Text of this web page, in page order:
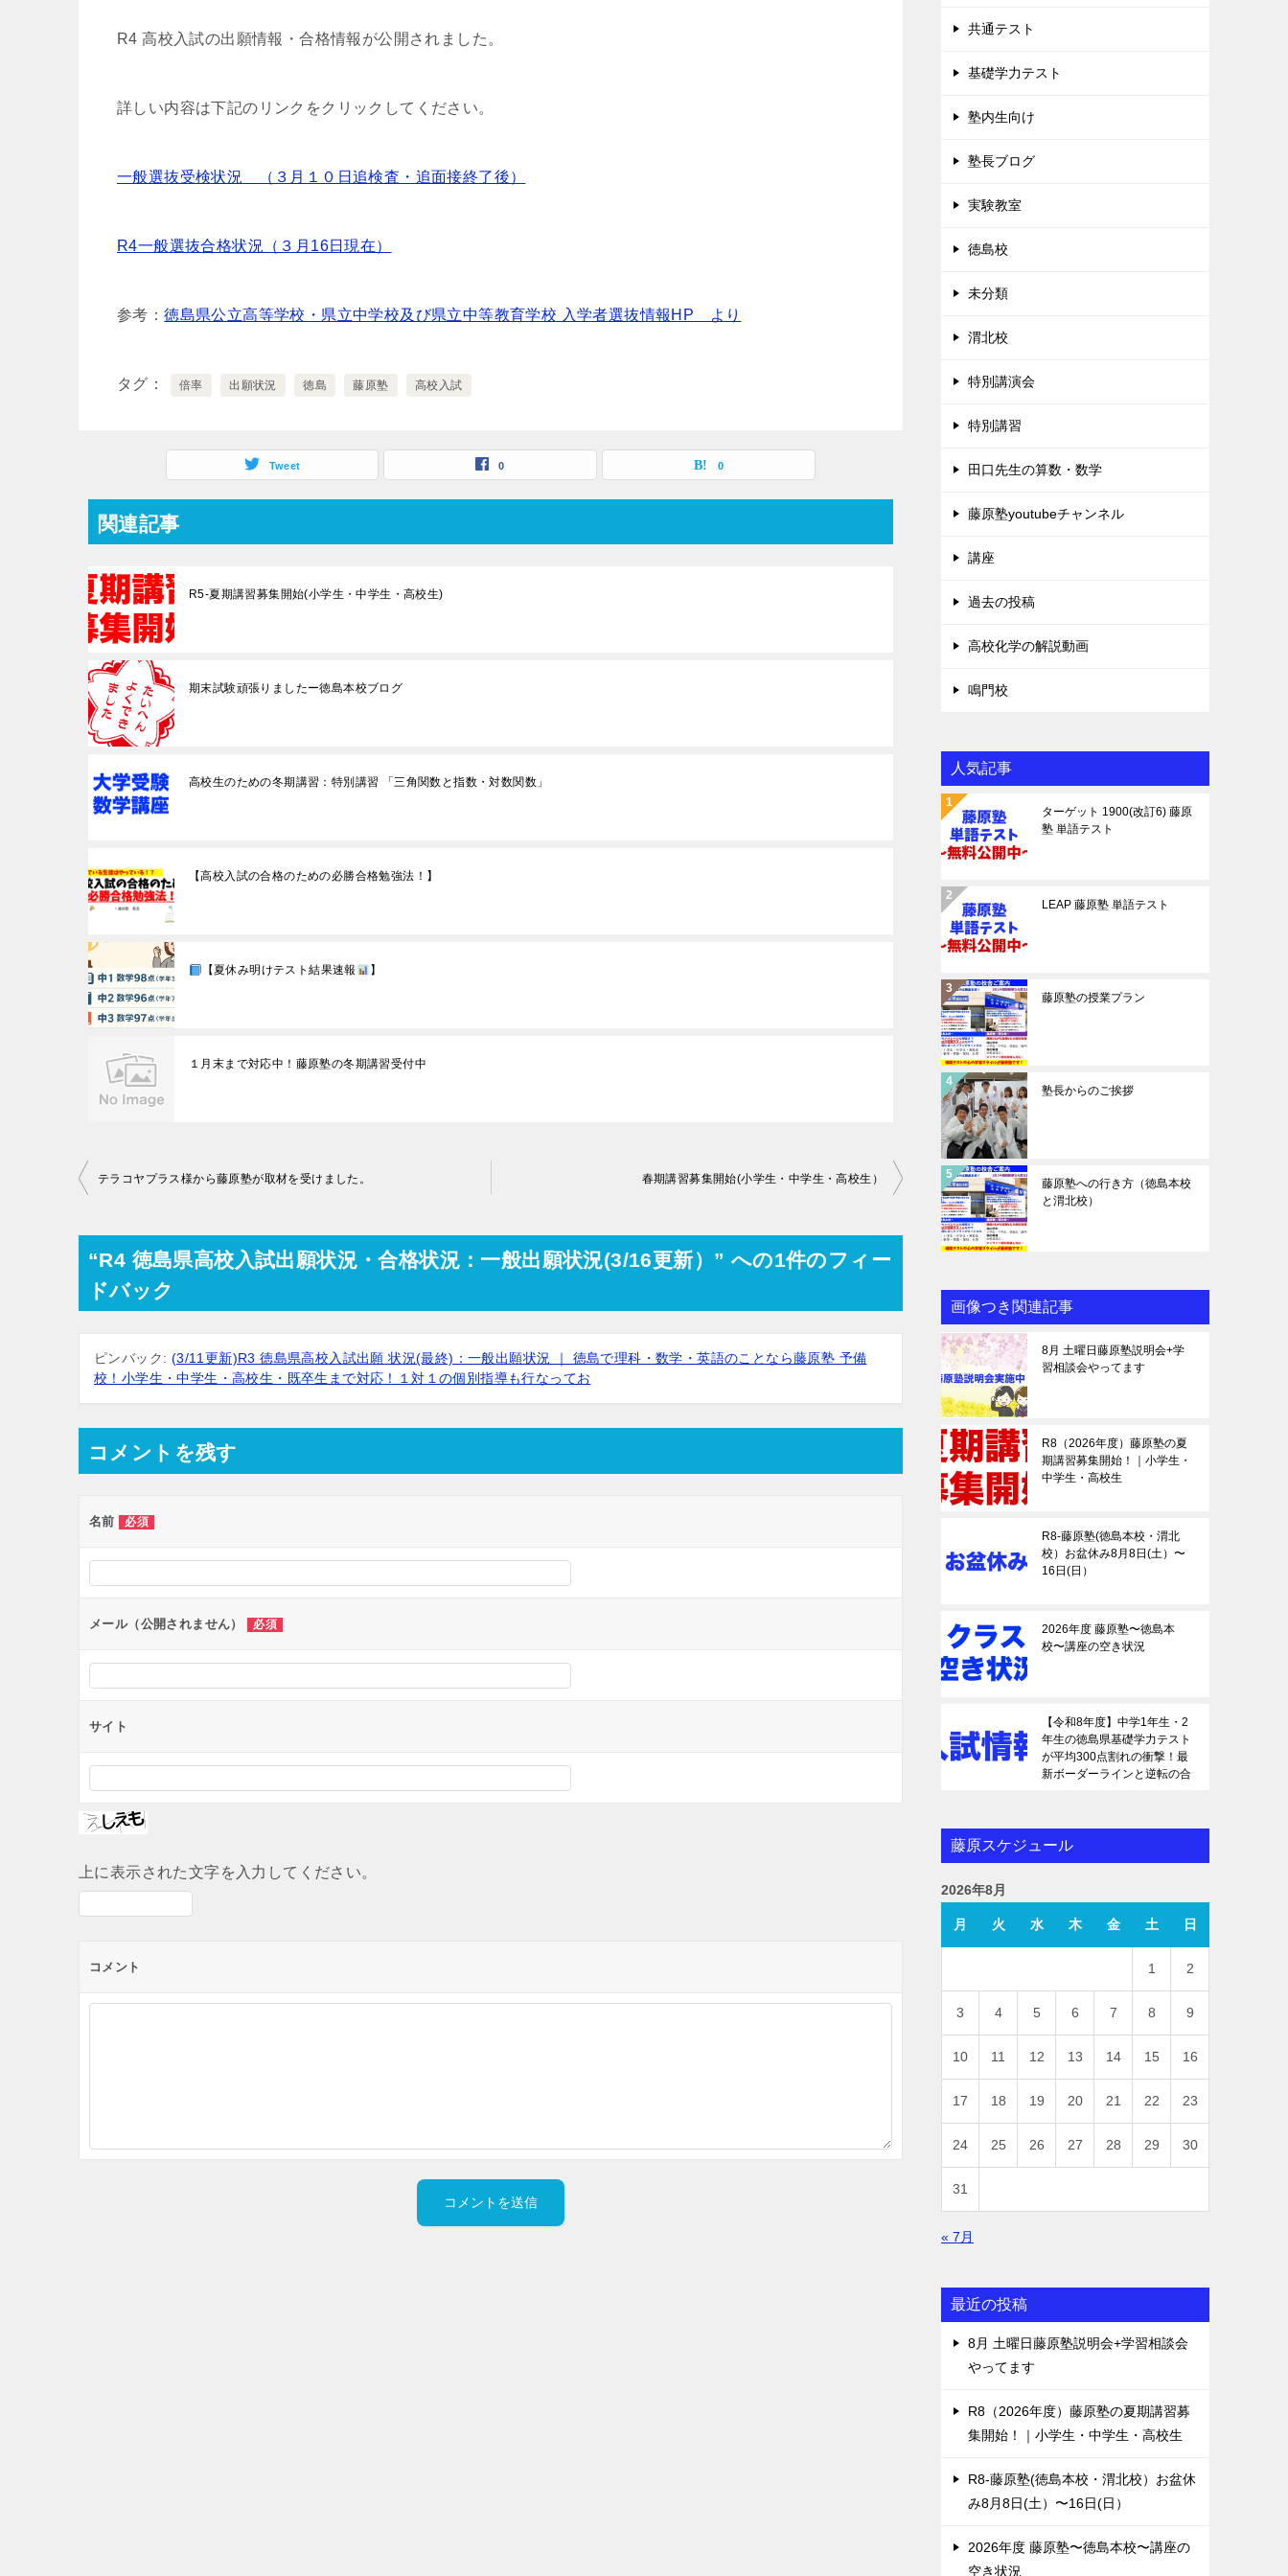
R4 高校入試の出願情報・合格情報が公開されました。
詳しい内容は下記のリンクをクリックしてください。
一般選抜受検状況 （３月１０日追検査・追面接終了後）
R4一般選抜合格状況（３月16日現在）
参考：徳島県公立高等学校・県立中学校及び県立中等教育学校 入学者選抜情報HP より
タグ 倍率 出願状況 徳島 藤原塾 高校入試
Tweet 0 0
関連記事
R5-夏期講習募集開始(小学生・中学生・高校生)
期末試験頑張りましたー徳島本校ブログ
高校生のための冬期講習：特別講習 「三角関数と指数・対数関数」
【高校入試の合格のための必勝合格勉強法！】
【夏休み明けテスト結果速報 】
１月末まで対応中！藤原塾の冬期講習受付中
投
ナ
ゲ
シ
ョ
テラコヤプラス様から藤原塾が取材を受けました。 春期講習募集開始(小学生・中学生・高校生）
“R4 徳島県高校入試出願状況・合格状況：一般出願状況(3/16更新）” への1件のフィー
ドバック
ピンバック: (3/11更新)R3 徳島県高校入試出願 状況(最終)：一般出願状況 ｜ 徳島で理科・数学・英語のことなら藤原塾 予備
校！小学生・中学生・高校生・既卒生まで対応！１対１の個別指導も行なってお
コメントを残す
名前 必須
メール（公開されません） 必須
サイト
上に表示された文字を入力してください。
コメント
共通テスト
基礎学力テスト
塾内生向け
塾長ブログ
実験教室
徳島校
未分類
渭北校
特別講演会
特別講習
田口先生の算数・数学
藤原塾youtubeチャンネル
講座
過去の投稿
高校化学の解説動画
鳴門校
人気記事
ターゲット 1900(改訂6) 藤原
塾 単語テスト
LEAP 藤原塾 単語テスト
藤原塾の授業プラン
塾長からのご挨拶
藤原塾への行き方（徳島本校
と渭北校）
画像つき関連記事
8月 土曜日藤原塾説明会+学
習相談会やってます
R8（2026年度）藤原塾の夏
期講習募集開始！｜小学生・
中学生・高校生
R8-藤原塾(徳島本校・渭北
校）お盆休み8月8日(土）〜
16日(日）
2026年度 藤原塾〜徳島本
校〜講座の空き状況
【令和8年度】中学1年生・2
年生の徳島県基礎学力テスト
が平均300点割れの衝撃！最
新ボーダーラインと逆転の合
藤原スケジュール
2026年8月
月 火 水 木 金 土 日
1 2
3 4 5 6 7 8 9
10 11 12 13 14 15 16
17 18 19 20 21 22 23
24 25 26 27 28 29 30
31
« 7月
最近の投稿
8月 土曜日藤原塾説明会+学習相談会
やってます
R8（2026年度）藤原塾の夏期講習募
集開始！｜小学生・中学生・高校生
R8-藤原塾(徳島本校・渭北校）お盆休
み8月8日(土）〜16日(日）
2026年度 藤原塾〜徳島本校〜講座の
空き状況